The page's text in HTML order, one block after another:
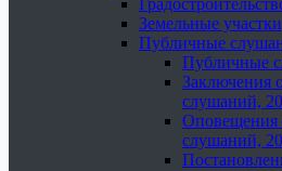
Земельные участки
Публичные
Публичные
Заключения
слушаний,
Оповещения
слушаний,